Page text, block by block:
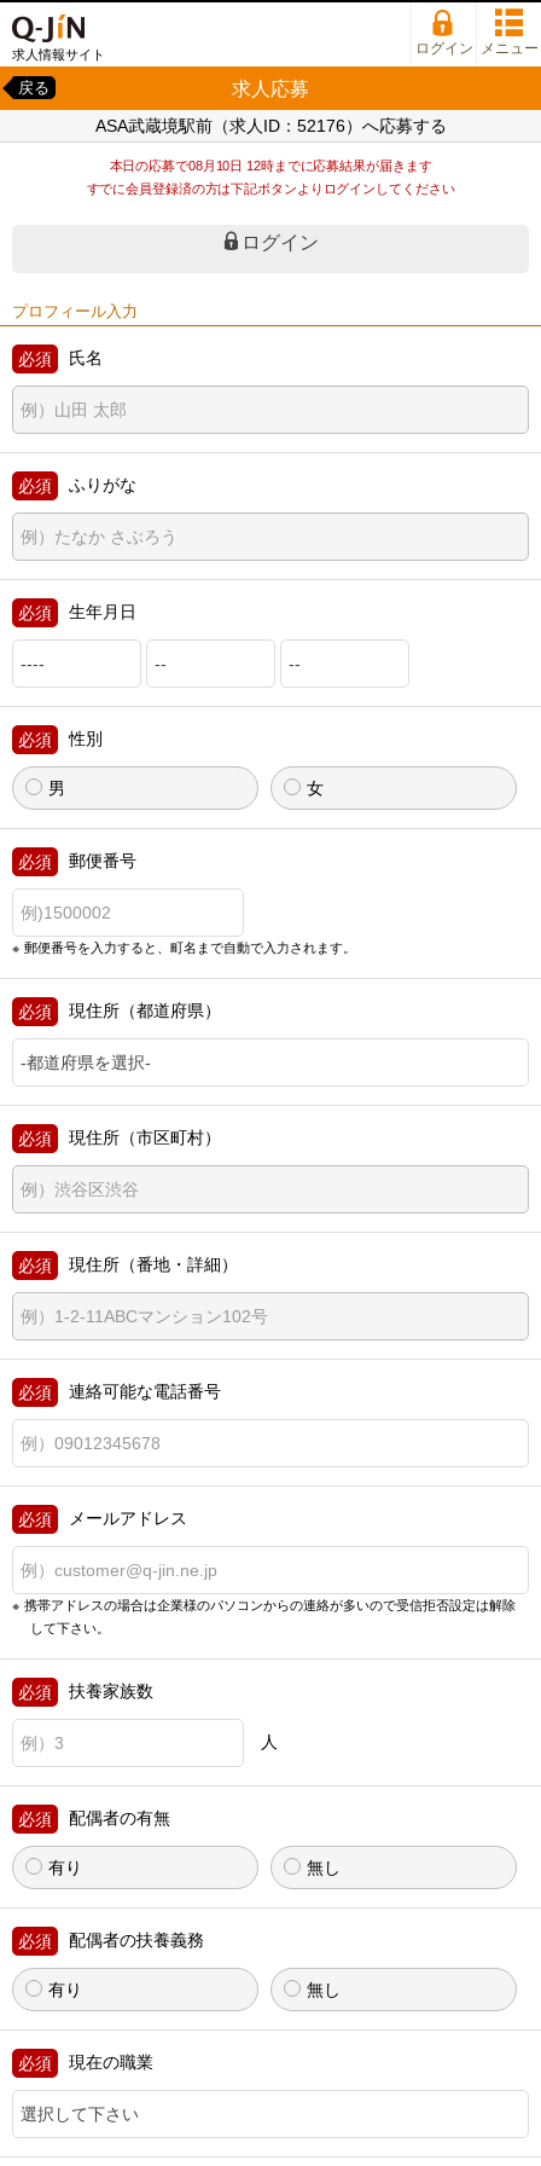
求人情報サイト ログイン メニュー
求人応募
戻る
ASA武蔵境駅前（求人ID：52176）へ応募する
本日の応募で08月10日 12時までに応募結果が届きます
すでに会員登録済の方は下記ボタンよりログインしてください
ログイン
プロフィール入力
氏名
ふりがな
生年月日
性別
男 女
郵便番号
郵便番号を入力すると、町名まで自動で入力されます。
現住所（都道府県）
現住所（市区町村）
現住所（番地・詳細）
連絡可能な電話番号
メールアドレス
携帯アドレスの場合は企業様のパソコンからの連絡が多いので受信拒否設定は解除
して下さい。
扶養家族数
人
配偶者の有無
有り 無し
配偶者の扶養義務
有り 無し
現在の職業